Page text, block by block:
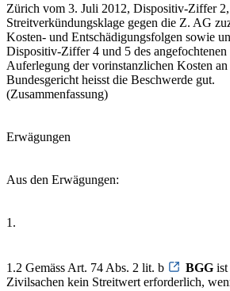
Zürich vom 3. Juli 2012, Dispositiv-Ziffer
Streitverkündungsklage gegen die Z. AG
Kosten- und Entschädigungsfolgen sowie
Dispositiv-Ziffer 4 und 5 des angefochtenen
Auferlegung der vorinstanzlichen Kosten
Bundesgericht heisst die Beschwerde gut.
(Zusammenfassung)
Erwägungen
Aus den Erwägungen:
1.
1.2 Gemäss Art. 74 Abs. 2 lit. b BGG
Zivilsachen kein Streitwert erforderlich,